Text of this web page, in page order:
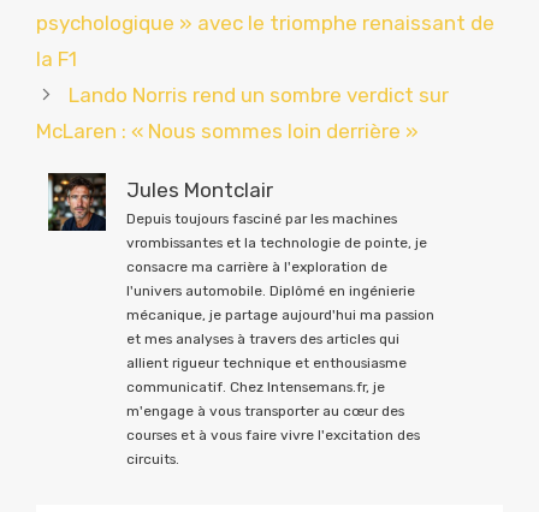
psychologique » avec le triomphe renaissant de
la F1
Lando Norris rend un sombre verdict sur
McLaren : « Nous sommes loin derrière »
Jules Montclair
Depuis toujours fasciné par les machines
vrombissantes et la technologie de pointe, je
consacre ma carrière à l'exploration de
l'univers automobile. Diplômé en ingénierie
mécanique, je partage aujourd'hui ma passion
et mes analyses à travers des articles qui
allient rigueur technique et enthousiasme
communicatif. Chez Intensemans.fr, je
m'engage à vous transporter au cœur des
courses et à vous faire vivre l'excitation des
circuits.